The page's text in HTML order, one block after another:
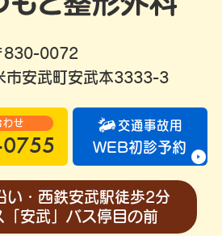
830-0072
市安武町安武本3333-3
わせ 交通事故用
WEB初診予約
い・西鉄安武駅徒歩2分
「安武」バス停目の前